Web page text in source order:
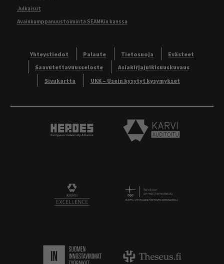
Julkaisut
Avainkumppanuustoiminta SEAMKin kanssa
Yhteystiedot Palaute Tietosuoja
Evästeet
Saavutettavuusseloste
Asiakirjajulkisuuskuvaus
Sivukartta
UKK – Usein kysytyt kysymykset
Heroes European University Alliance logo
Karvi Auditoitu logo
KARVI Excellence logo.Logo
Suomen innostavimmat työpaikat.
Theseus logo